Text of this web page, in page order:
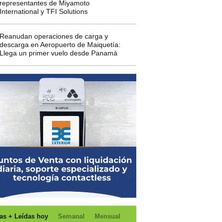
de Miyamoto
y TFI Solutions
operaciones de carga y
en Aeropuerto de Maiquetía:
un primer vuelo desde Panamá
+ Leídas hoy Semanal Mensual